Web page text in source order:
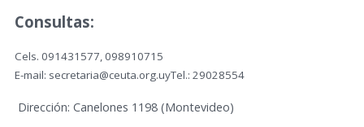
Consultas:
Cels. 091431577, 098910715
E-mail: secretaria@ceuta.org.uyTel.: 29028554
Dirección: Canelones 1198 (Montevideo)